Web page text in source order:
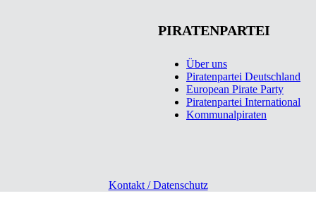
PIRATENPARTEI
Über uns
Piratenpartei Deutschland
European Pirate Party
Piratenpartei International
Kommunalpiraten
Kontakt / Datenschutz